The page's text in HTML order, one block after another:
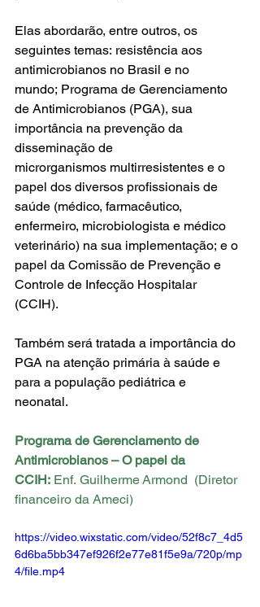
Elas abordarão, entre outros, os
seguintes temas: resistência aos
antimicrobianos no Brasil e no
mundo; Programa de Gerenciamento
de Antimicrobianos (PGA), sua
importância na prevenção da
disseminação de
microrganismos multirresistentes e o
papel dos diversos profissionais de
saúde (médico, farmacêutico,
enfermeiro, microbiologista e médico
veterinário) na sua implementação; e o
papel da Comissão de Prevenção e
Controle de Infecção Hospitalar
(CCIH).
Também será tratada a importância do
PGA na atenção primária à saúde e
para a população pediátrica e
neonatal.
Programa de Gerenciamento de
Antimicrobianos – O papel da
CCIH: Enf. Guilherme Armond  (Diretor
financeiro da Ameci)
https://video.wixstatic.com/video/52f8c7_4d5
6d6ba5bb347ef926f2e77e81f5e9a/720p/mp
4/file.mp4